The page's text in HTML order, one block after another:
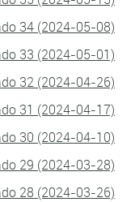
34 (2024-05-08)
33 (2024-05-01)
32 (2024-04-26)
31 (2024-04-17)
30 (2024-04-10)
29 (2024-03-28)
28 (2024-03-26)